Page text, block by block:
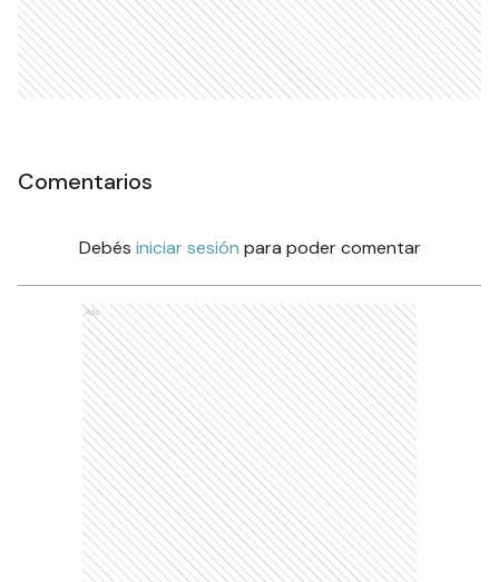
Comentarios
Debés iniciar sesión para poder comentar
Ads